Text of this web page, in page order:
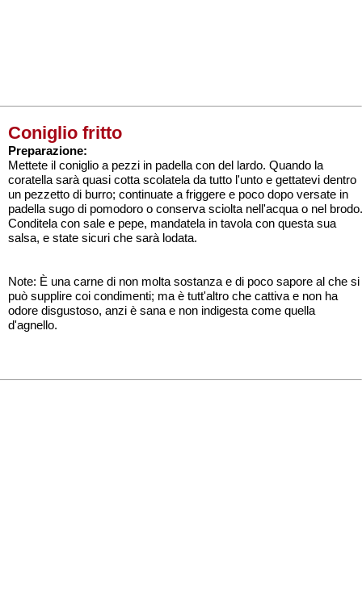
Coniglio fritto
Preparazione:
Mettete il coniglio a pezzi in padella con del lardo. Quando la
coratella sarà quasi cotta scolatela da tutto l'unto e gettatevi dentro
un pezzetto di burro; continuate a friggere e poco dopo versate in
padella sugo di pomodoro o conserva sciolta nell'acqua o nel brodo.
Conditela con sale e pepe, mandatela in tavola con questa sua
salsa, e state sicuri che sarà lodata.
Note: È una carne di non molta sostanza e di poco sapore al che si
può supplire coi condimenti; ma è tutt'altro che cattiva e non ha
odore disgustoso, anzi è sana e non indigesta come quella
d'agnello.